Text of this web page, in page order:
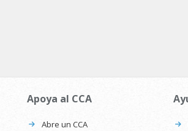
Apoya al CCA
Abre un CCA